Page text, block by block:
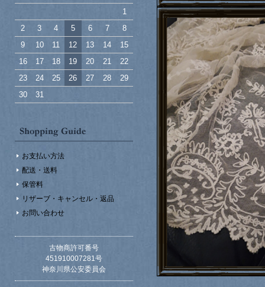
1
2
3 4 5 6 7
8
9
10 11 12 13 14
15
16
17 18 19 20 21
22
23
24 25 26 27 28
29
30
31
お支払い方法
配送・送料
保管料
リザーブ・キャンセル・返品
お問い合わせ
古物商許可番号
451910007281号
神奈川県公安委員会